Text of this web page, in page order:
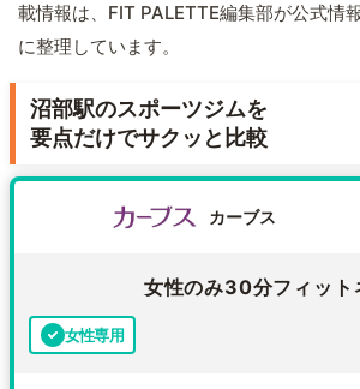
載情報は、FIT PALETTE編集部が公式情
に整理しています。
沼部駅のスポーツジムを
要点だけでサクッと比較
カーブス
女性のみ30分フィット
女性専用